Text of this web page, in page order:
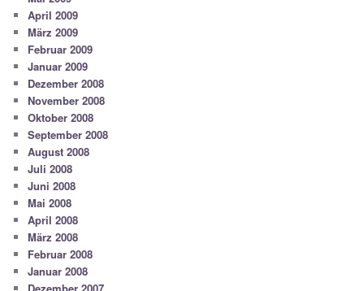
April 2009
März 2009
Februar 2009
Januar 2009
Dezember 2008
November 2008
Oktober 2008
September 2008
August 2008
Juli 2008
Juni 2008
Mai 2008
April 2008
März 2008
Februar 2008
Januar 2008